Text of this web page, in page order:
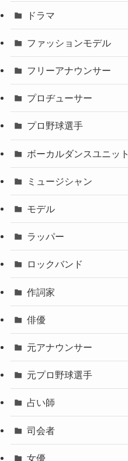
ドラマ
ファッションモデル
フリーアナウンサー
プロヂューサー
プロ野球選手
ボーカルダンスユニット
ミュージシャン
モデル
ラッパー
ロックバンド
作詞家
俳優
元アナウンサー
元プロ野球選手
占い師
司会者
女優